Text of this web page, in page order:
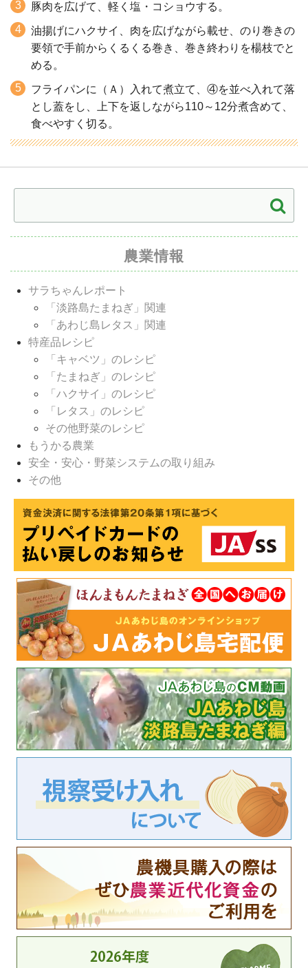
豚肉を広げて、軽く塩・コショウする。
油揚げにハクサイ、肉を広げながら載せ、のり巻きの
要領で手前からくるくる巻き、巻き終わりを楊枝でと
める。
フライパンに（Ａ）入れて煮立て、④を並べ入れて落
とし蓋をし、上下を返しながら110～12分煮含めて、
食べやすく切る。
農業情報
サラちゃんレポート
「淡路島たまねぎ」関連
「あわじ島レタス」関連
特産品レシピ
「キャベツ」のレシピ
「たまねぎ」のレシピ
「ハクサイ」のレシピ
「レタス」のレシピ
その他野菜のレシピ
もうかる農業
安全・安心・野菜システムの取り組み
その他